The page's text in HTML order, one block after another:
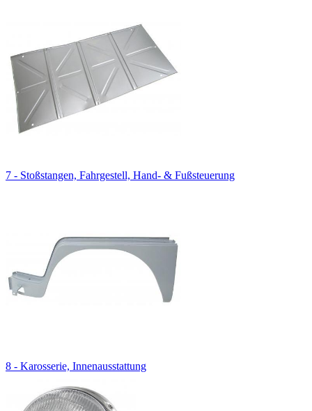
7 - Stoßstangen, Fahrgestell, Hand- & Fußsteuerung
8 - Karosserie, Innenausstattung